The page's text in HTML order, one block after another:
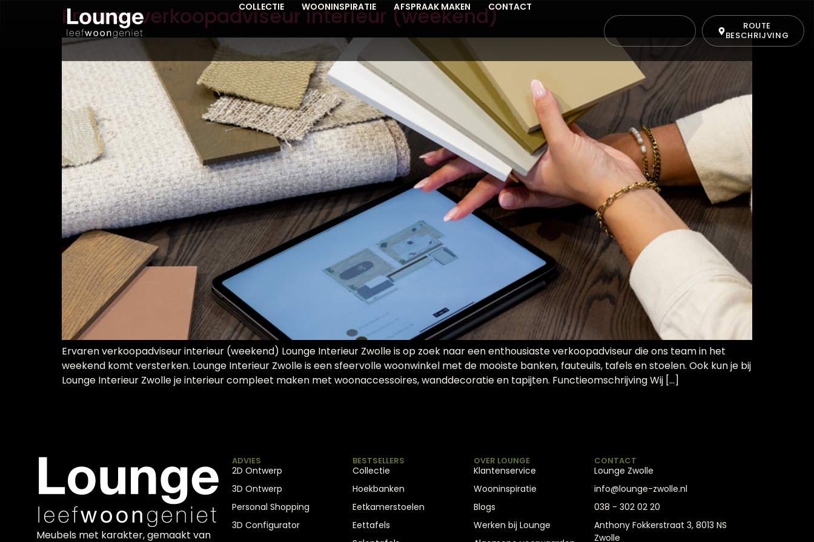
COLLECTIE WOONINSPIRATIE AFSPRAAK MAKEN CONTACT
ROUTE
BESCHRIJVING
Ervaren verkoopadviseur interieur (weekend)
Ervaren verkoopadviseur interieur (weekend) Lounge Interieur Zwolle is op zoek naar een enthousiaste verkoopadviseur die ons team in het
weekend komt versterken. Lounge Interieur Zwolle is een sfeervolle woonwinkel met de mooiste banken, fauteuils, tafels en stoelen. Ook kun je bij
Lounge Interieur Zwolle je interieur compleet maken met woonaccessoires, wanddecoratie en tapijten. Functieomschrijving Wij […]
Meubels met karakter, gemaakt van
ADVIES
2D Ontwerp
3D Ontwerp
Personal Shopping
3D Configurator
BESTSELLERS
Collectie
Hoekbanken
Eetkamerstoelen
Eettafels
OVER LOUNGE
Klantenservice
Wooninspiratie
Blogs
Werken bij Lounge
CONTACT
Lounge Zwolle
info@lounge-zwolle.nl
038 - 302 02 20
Anthony Fokkerstraat 3, 8013 NS
Zwolle